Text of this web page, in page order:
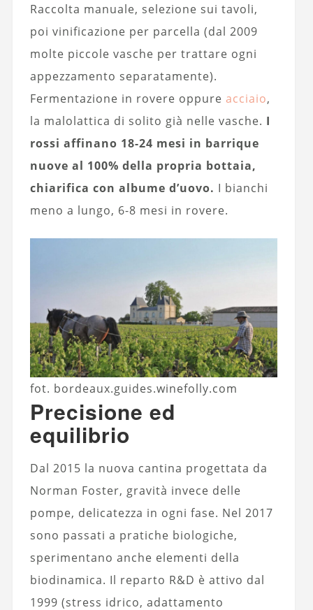
Raccolta manuale, selezione sui tavoli,
poi vinificazione per parcella (dal 2009
molte piccole vasche per trattare ogni
appezzamento separatamente).
Fermentazione in rovere oppure acciaio,
la malolattica di solito già nelle vasche. I
rossi affinano 18-24 mesi in barrique
nuove al 100% della propria bottaia,
chiarifica con albume d’uovo. I bianchi
meno a lungo, 6-8 mesi in rovere.
fot. bordeaux.guides.winefolly.com
Precisione ed
equilibrio
Dal 2015 la nuova cantina progettata da
Norman Foster, gravità invece delle
pompe, delicatezza in ogni fase. Nel 2017
sono passati a pratiche biologiche,
sperimentano anche elementi della
biodinamica. Il reparto R&D è attivo dal
1999 (stress idrico, adattamento